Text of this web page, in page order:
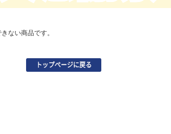
ない商品です。